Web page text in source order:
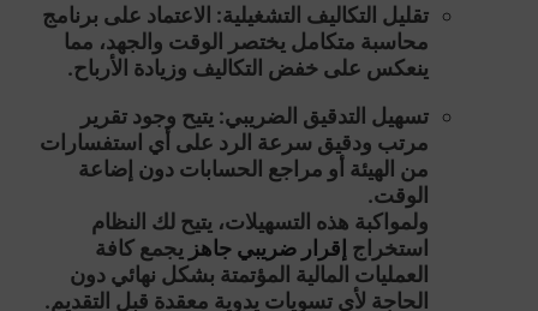
تقليل التكاليف التشغيلية: الاعتماد على برنامج
محاسبة متكامل يختصر الوقت والجهد، مما
ينعكس على خفض التكاليف وزيادة الأرباح.
تسهيل التدقيق الضريبي: يتيح وجود تقرير
مرتب ودقيق سرعة الرد على أي استفسارات
من الهيئة أو مراجع الحسابات دون إضاعة
الوقت.
ولمواكبة هذه التسهيلات، يتيح لك النظام
استخراج إقرار ضريبي جاهز يجمع كافة
العمليات المالية المؤتمتة بشكل نهائي دون
الحاجة لأي تسويات يدوية معقدة قبل التقديم.